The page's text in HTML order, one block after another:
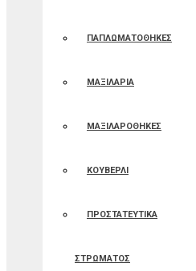
ΠΑΠΛΩΜΑΤΟΘΗΚΕΣ
ΜΑΞΙΛΑΡΙΑ
ΜΑΞΙΛΑΡΟΘΗΚΕΣ
ΚΟΥΒΕΡΛΙ
ΠΡΟΣΤΑΤΕΥΤΙΚΑ
ΣΤΡΩΜΑΤΟΣ